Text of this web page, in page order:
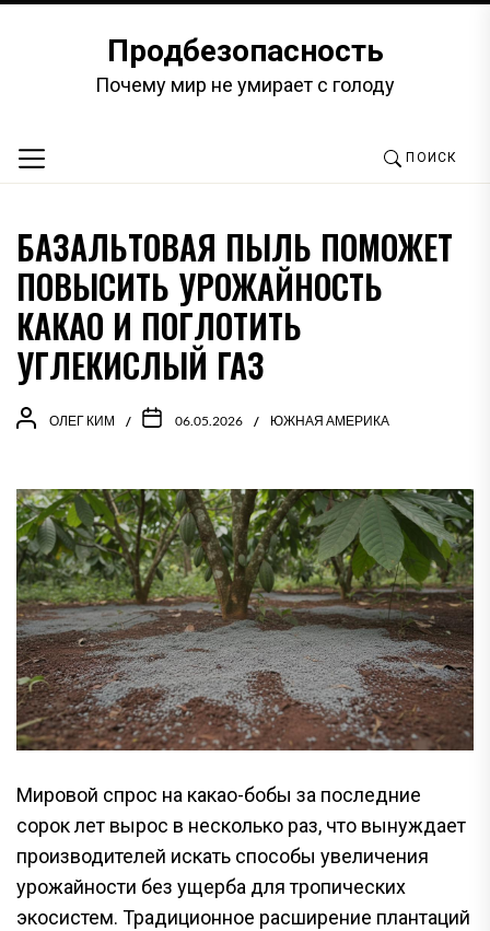
содержимомуПродбезопасность
Почему мир не умирает с голоду
ПОИСК
БАЗАЛЬТОВАЯ ПЫЛЬ ПОМОЖЕТ
ПОВЫСИТЬ УРОЖАЙНОСТЬ
КАКАО И ПОГЛОТИТЬ
УГЛЕКИСЛЫЙ ГАЗ
ОЛЕГ КИМ 06.05.2026 ЮЖНАЯ АМЕРИКА
Мировой спрос на какао-бобы за последние
сорок лет вырос в несколько раз, что вынуждает
производителей искать способы увеличения
урожайности без ущерба для тропических
экосистем. Традиционное расширение плантаций